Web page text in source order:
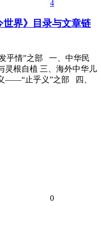
4
界》目录与文章链
情”之部 一、中华民
灵根自植 三、海外中华儿
——“止乎义”之部 四、
0